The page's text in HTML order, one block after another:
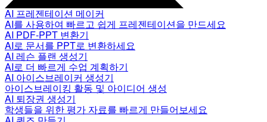
AI 프레젠테이션 메이커
AI를 사용하여 빠르고 쉽게 프레젠테이션을 만드세요
AI PDF-PPT 변환기
AI로 문서를 PPT로 변환하세요
AI 레슨 플랜 생성기
AI로 더 빠르게 수업 계획하기
AI 아이스브레이커 생성기
아이스브레이킹 활동 및 아이디어 생성
AI 퇴장권 생성기
학생들을 위한 평가 자료를 빠르게 만들어보세요